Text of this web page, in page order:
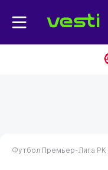
Футбол Премьер-Лига РК